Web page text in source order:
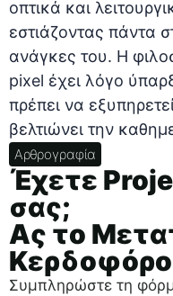
οπτικά και
εστιάζοντας πάντα
ανάγκες του. Η
pixel έχει λόγο
πρέπει να
βελτιώνει την
Αρθρογραφία
Έχετε
σας;
Ας το
Συμπληρώστε τη